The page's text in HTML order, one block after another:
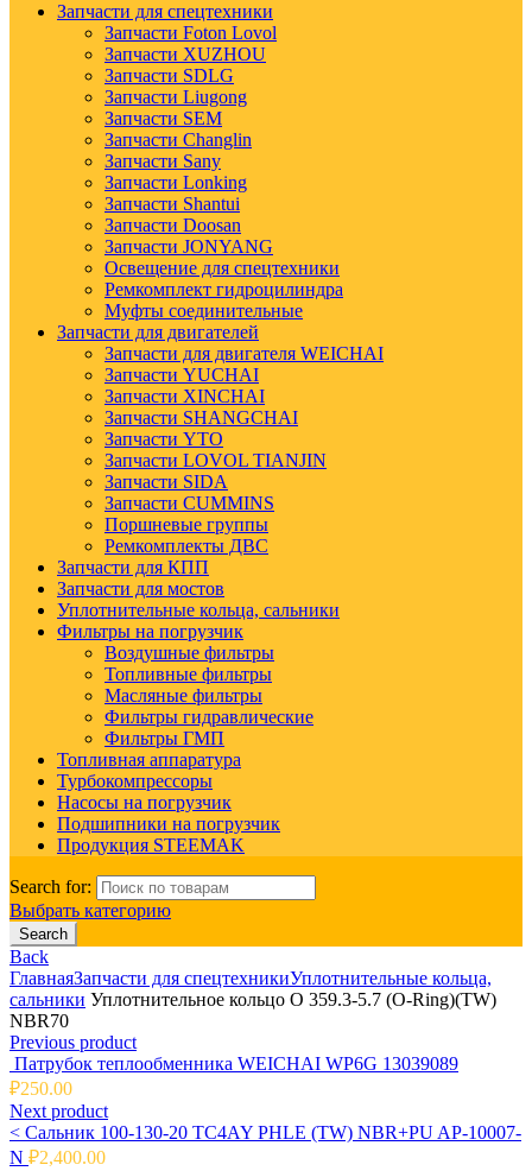
Запчасти для спецтехники
Запчасти Foton Lovol
Запчасти XUZHOU
Запчасти SDLG
Запчасти Liugong
Запчасти SEM
Запчасти Changlin
Запчасти Sany
Запчасти Lonking
Запчасти Shantui
Запчасти Doosan
Запчасти JONYANG
Освещение для спецтехники
Ремкомплект гидроцилиндра
Муфты соединительные
Запчасти для двигателей
Запчасти для двигателя WEICHAI
Запчасти YUCHAI
Запчасти XINCHAI
Запчасти SHANGCHAI
Запчасти YTO
Запчасти LOVOL TIANJIN
Запчасти SIDA
Запчасти CUMMINS
Поршневые группы
Ремкомплекты ДВС
Запчасти для КПП
Запчасти для мостов
Уплотнительные кольца, сальники
Фильтры на погрузчик
Воздушные фильтры
Топливные фильтры
Масляные фильтры
Фильтры гидравлические
Фильтры ГМП
Топливная аппаратура
Турбокомпрессоры
Насосы на погрузчик
Подшипники на погрузчик
Продукция STEEMAK
Search for:
Выбрать категорию
Search
Back
ГлавнаяЗапчасти для спецтехникиУплотнительные кольца,
сальники Уплотнительное кольцо O 359.3-5.7 (O-Ring)(TW)
NBR70
Previous product
Патрубок теплообменника WEICHAI WP6G 13039089
₽250.00
Next product
< Сальник 100-130-20 TC4AY PHLE (TW) NBR+PU AP-10007-
N ₽2,400.00